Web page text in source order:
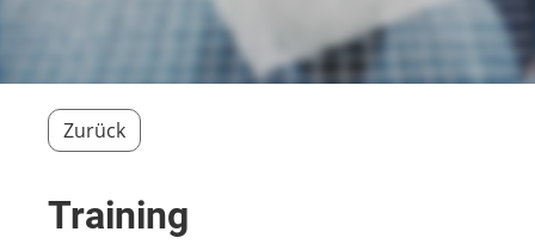
Zurück
Training